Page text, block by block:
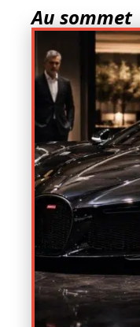
Au sommet